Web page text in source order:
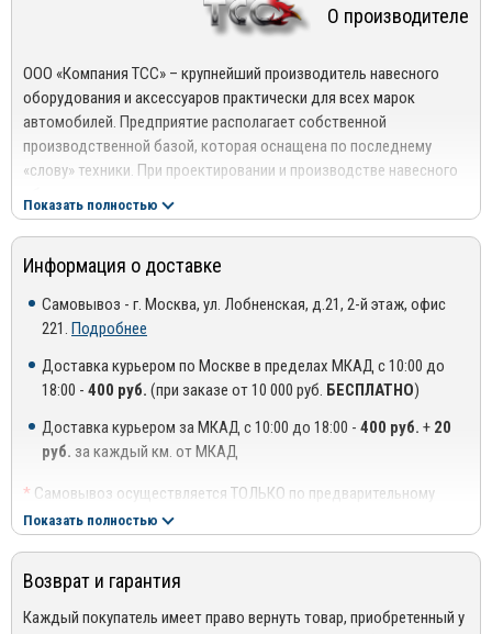
О производителе
ООО «Компания ТСС» – крупнейший производитель навесного
оборудования и аксессуаров практически для всех марок
автомобилей. Предприятие располагает собственной
производственной базой, которая оснащена по последнему
«слову» техники. При проектировании и производстве навесного
технологические решения.
Профессионализм, опыт и компетентность специалистов
компании в сочетании с применением высококачественных
материалов позволяет создавать качественные изделия,
отвечающие международным стандартам и нормам. Благодаря
отношения с ведущими автосалонами столицы и регионов.
Эстетичность – изделия создаются с учетом современных
Прочность – нержавеющая сталь высшего класса способна
выдерживать значительные механические и
Износостойкость – аксессуары не боятся воздействия
щелочей, кислот и реагентов, которые используются в зимний
Показать полностью
Информация о доставке
Самовывоз - г. Москва, ул. Лобненская, д.21, 2-й этаж, офис
221. Подробнее
Доставка курьером по Москве в пределах МКАД с 10:00 до
18:00 - 400 руб. (при заказе от 10 000 руб. БЕСПЛАТНО)
Доставка курьером за МКАД с 10:00 до 18:00 - 400 руб. + 20
руб. за каждый км. от МКАД
* Самовывоз осуществляется ТОЛЬКО по предварительному
согласованию с менеджером!
проходная ТЦ или БЦ).
***Доставка до квартиры/офиса платная: + 100 руб. за заказ
Показать полностью
Возврат и гарантия
Каждый покупатель имеет право вернуть товар, приобретенный у